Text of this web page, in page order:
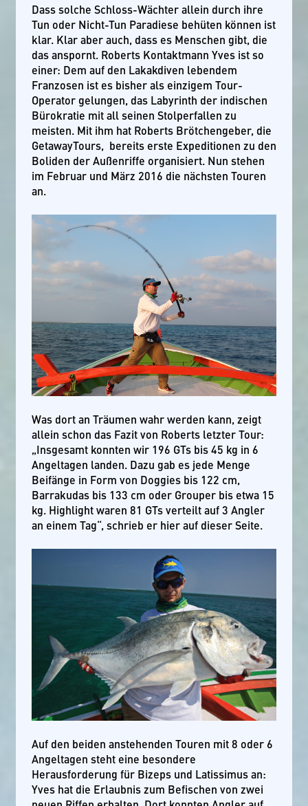
Dass solche Schloss-Wächter allein durch ihre
Tun oder Nicht-Tun Paradiese behüten können ist
klar. Klar aber auch, dass es Menschen gibt, die
das anspornt. Roberts Kontaktmann Yves ist so
einer: Dem auf den Lakakdiven lebendem
Franzosen ist es bisher als einzigem Tour-
Operator gelungen, das Labyrinth der indischen
Bürokratie mit all seinen Stolperfallen zu
meisten. Mit ihm hat Roberts Brötchengeber, die
GetawayTours, bereits erste Expeditionen zu den
Boliden der Außenriffe organisiert. Nun stehen
im Februar und März 2016 die nächsten Touren
an.
Was dort an Träumen wahr werden kann, zeigt
allein schon das Fazit von Roberts letzter Tour:
„Insgesamt konnten wir 196 GTs bis 45 kg in 6
Angeltagen landen. Dazu gab es jede Menge
Beifänge in Form von Doggies bis 122 cm,
Barrakudas bis 133 cm oder Grouper bis etwa 15
kg. Highlight waren 81 GTs verteilt auf 3 Angler
an einem Tag“, schrieb er hier auf dieser Seite.
Auf den beiden anstehenden Touren mit 8 oder 6
Angeltagen steht eine besondere
Herausforderung für Bizeps und Latissimus an:
Yves hat die Erlaubnis zum Befischen von zwei